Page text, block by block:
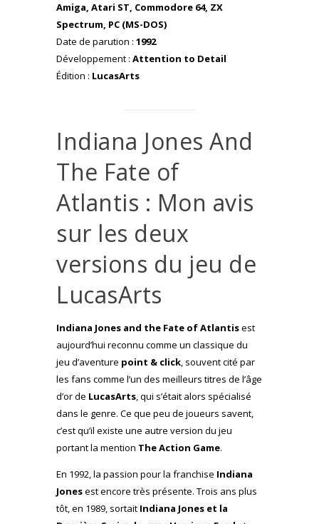
Amiga, Atari ST, Commodore 64, ZX
Spectrum, PC (MS-DOS)
Date de parution : 1992
Développement : Attention to Detail
Édition : LucasArts
Indiana Jones And
The Fate of
Atlantis : Mon avis
sur les deux
versions du jeu de
LucasArts
Indiana Jones and the Fate of Atlantisest
aujourd’hui reconnu comme un classique du
jeu d’aventure point & click, souvent cité par
les fans comme l’un des meilleurs titres de l’âge
d’or de LucasArts, qui s’était alors spécialisé
dans le genre. Ce que peu de joueurs savent,
c’est qu’il existe une autre version du jeu
portant la mention The Action Game.
En 1992, la passion pour la franchise Indiana
Jonesest encore très présente. Trois ans plus
tôt, en 1989, sortait Indiana Jones et la